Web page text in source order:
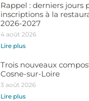
Rappel : derniers jours
inscriptions à la
2026-2027
4 août 2026
Lire plus
Trois nouveaux
Cosne-sur-Loire
3 août 2026
Lire plus